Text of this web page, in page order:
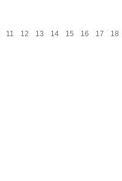
11 12 13 14 15 16 17
18